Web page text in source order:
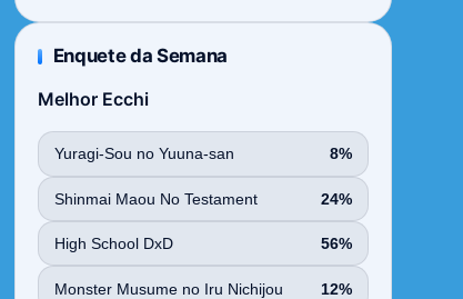
Enquete da Semana
Melhor Ecchi
Yuragi-Sou no Yuuna-san 8%
Shinmai Maou No Testament 24%
High School DxD 56%
Monster Musume no Iru Nichijou 12%